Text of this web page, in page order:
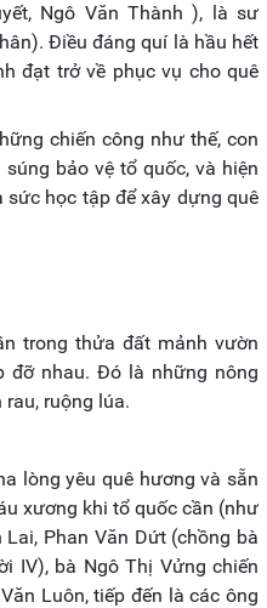
Ngô Văn Thành ), là sư
Điều đáng quí là hầu hết
đạt trở về phục vụ cho quê
chiến công như thế, con
bảo vệ tổ quốc, và hiện
sức học tập để xây dựng quê
trong thửa đất mảnh vườn
đỡ nhau. Đó là những nông
ruộng lúa.
lòng yêu quê hương và sẵn
xương khi tổ quốc cần (như
Phan Văn Dứt (chồng bà
IV), bà Ngô Thị Vửng chiến
Luôn, tiếp đến là các ông